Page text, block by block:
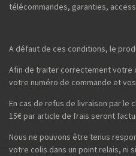
télécommandes, garanties,
A défaut de ces conditions, le
Afin de traiter correctement votre
votre numéro de commande et
En cas de refus de livraison par le
15€ par article de frais seront
Nous ne pouvons être tenus
votre colis dans un point relais, ni